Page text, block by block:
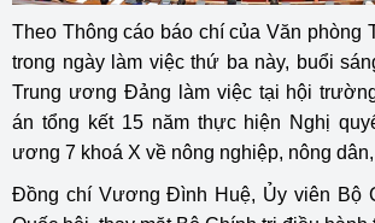
Theo Thông cáo báo chí của Văn phòng
trong ngày làm việc thứ ba này, buổi
Trung ương Đảng làm việc tại hội
án tổng kết 15 năm thực hiện Nghị
ương 7 khoá X về nông nghiệp, nông
Đồng chí Vương Đình Huệ, Ủy viên Bộ